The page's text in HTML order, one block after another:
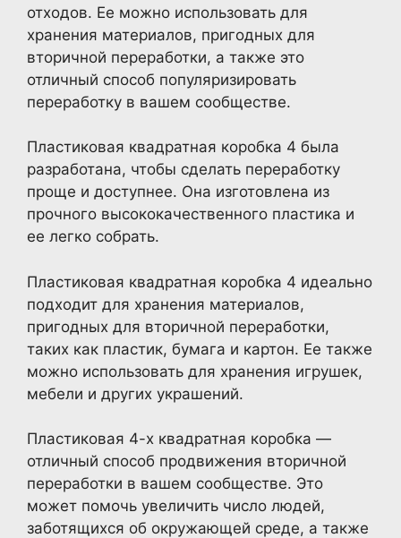
отходов. Ее можно использовать для
хранения материалов, пригодных для
вторичной переработки, а также это
отличный способ популяризировать
переработку в вашем сообществе.
Пластиковая квадратная коробка 4 была
разработана, чтобы сделать переработку
проще и доступнее. Она изготовлена из
прочного высококачественного пластика и
ее легко собрать.
Пластиковая квадратная коробка 4 идеально
подходит для хранения материалов,
пригодных для вторичной переработки,
таких как пластик, бумага и картон. Ее также
можно использовать для хранения игрушек,
мебели и других украшений.
Пластиковая 4-х квадратная коробка —
отличный способ продвижения вторичной
переработки в вашем сообществе. Это
может помочь увеличить число людей,
заботящихся об окружающей среде, а также